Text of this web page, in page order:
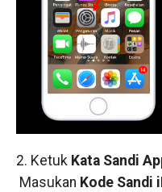
2. Ketuk Kata Sandi
Masukan Kode Sandi